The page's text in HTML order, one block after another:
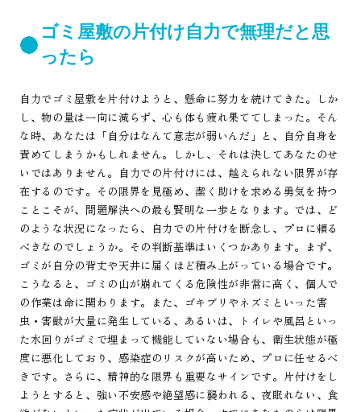
ゴミ屋敷の片付け自力で無理だと思
ったら
自力でゴミ屋敷を片付けようと、懸命に努力を続けてきた。しか
し、物の量は一向に減らず、心も体も疲れ果ててしまった。そん
な時、あなたは「自分はなんて意志が弱いんだ」と、自分自身を
責めてしまうかもしれません。しかし、それは決してあなたのせ
いではありません。自力での片付けには、越えられない限界が存
在するのです。その限界を見極め、潔く助けを求める勇気を持つ
ことこそが、問題解決への最も賢明な一歩となります。では、ど
のような状況になったら、自力での片付けを断念し、プロに頼る
べきなのでしょうか。その判断基準はいくつかあります。まず、
ゴミが自分の背丈や天井に届くほど積み上がっている場合です。
こうなると、ゴミの山が崩れてくる危険性が非常に高く、個人で
の作業は命に関わります。また、ゴキブリやネズミといった害
虫・害獣が大量に発生している、あるいは、トイレや風呂といっ
た水回りがゴミで埋まって機能していない場合も、衛生状態が極
度に悪化しており、感染症のリスクが高いため、プロに任せるべ
きです。さらに、精神的な限界も重要なサインです。片付けをし
ようとすると、強い不安感や絶望感に襲われる、夜眠れない、食